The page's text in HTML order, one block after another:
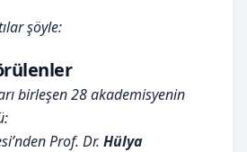
şöyle:
birleşen 28 akademisyenin
Prof. Dr. Hülya